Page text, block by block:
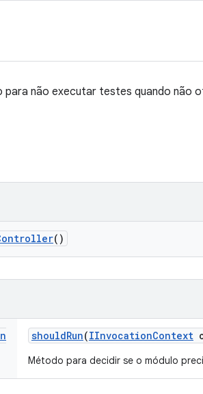
para não executar testes quando não
()
shouldRun(IInvocationContext
Método para decidir se o módulo